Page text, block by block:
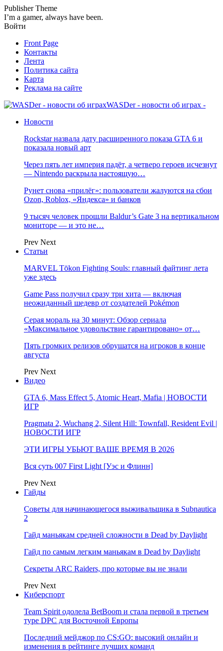
Publisher Theme
I’m a gamer, always have been.
Войти
Front Page
Контакты
Лента
Политика сайта
Карта
Реклама на сайте
WASDer - новости об играх -
Новости
Rockstar назвала дату расширенного показа GTA 6 и
показала новый арт
Через пять лет империя падёт, а четверо героев исчезнут
— Nintendo раскрыла настоящую…
Рунет снова «прилёг»: пользователи жалуются на сбои
Ozon, Roblox, «Яндекса» и банков
9 тысяч человек прошли Baldur’s Gate 3 на вертикальном
мониторе — и это не…
Prev Next
Статьи
MARVEL Tōkon Fighting Souls: главный файтинг лета
уже здесь
Game Pass получил сразу три хита — включая
неожиданный шедевр от создателей Pokémon
Серая мораль на 30 минут: Обзор сериала
«Максимальное удовольствие гарантировано» от…
Пять громких релизов обрушатся на игроков в конце
августа
Prev Next
Видео
GTA 6, Mass Effect 5, Atomic Heart, Mafia | НОВОСТИ
ИГР
Pragmata 2, Wuchang 2, Silent Hill: Townfall, Resident Evil |
НОВОСТИ ИГР
ЭТИ ИГРЫ УБЬЮТ ВАШЕ ВРЕМЯ В 2026
Вся суть 007 First Light [Уэс и Флинн]
Prev Next
Гайды
Советы для начинающегося выживальщика в Subnautica
2
Гайд маньякам средней сложности в Dead by Daylight
Гайд по самым легким маньякам в Dead by Daylight
Секреты ARC Raiders, про которые вы не знали
Prev Next
Киберспорт
Team Spirit одолела BetBoom и стала первой в третьем
туре DPC для Восточной Европы
Последний мейджор по CS:GO: высокий онлайн и
изменения в рейтинге лучших команд